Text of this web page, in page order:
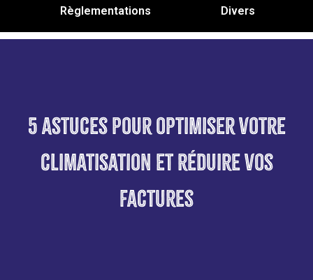
Règlementations Divers
5 Astuces pour optimiser votre
climatisation et réduire vos
factures